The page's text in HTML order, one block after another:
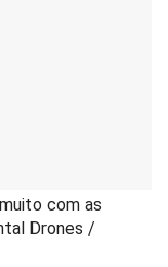
com as
Drones /